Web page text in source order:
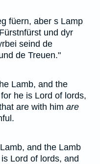
füern, aber s Lamp
und dyr
seind de
de Treuen."
Lamb, and the
he is Lord of lords,
are with him are
and the Lamb
Lord of lords, and